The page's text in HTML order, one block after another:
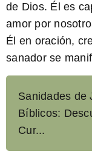
de Dios. Él es
amor por
Él en oración,
sanador se
Sanidades de
Bíblicos:
Cur...